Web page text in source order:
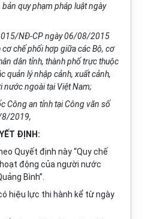
bản quy phạm pháp luật ngày
15/NĐ-CP ngày 06/08/2015
cơ chế phối hợp giữa các Bộ, cơ
dân tỉnh, thành phốtrực thuộc
quản lý nhập cảnh, xuất cảnh,
nước ngoài tại Việt Nam;
Công an tỉnh tại Công văn số
8/2019,
ĐỊNH:
Quyết định này “Quy chế
động của người nước
Bình”.
hiệu lực thi hành kể từ ngày